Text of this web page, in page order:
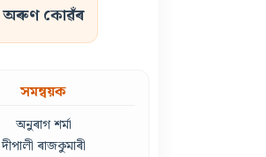
অৰুণ কোৱঁৰ
সমন্বয়ক
অনুৰাগ শৰ্মা
দীপালী ৰাজকুমাৰী